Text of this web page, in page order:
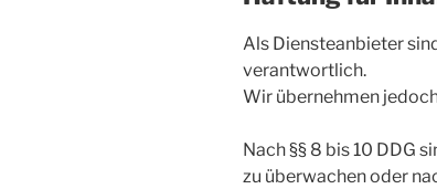
Als Diensteanbieter
verantwortlich.
Wir übernehmen
Nach §§ 8 bis 10 DDG
zu überwachen oder